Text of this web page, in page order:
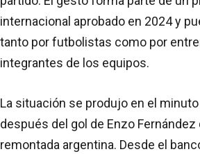
internacional aprobado en 2024 y
tanto por futbolistas como por
integrantes de los equipos.
La situación se produjo en el minuto
después del gol de Enzo Fernández
remontada argentina. Desde el